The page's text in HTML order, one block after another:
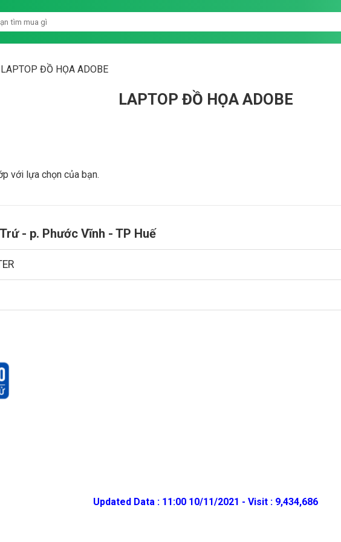
LAPTOP ĐỒ HỌA ADOBE
LAPTOP ĐỒ HỌA ADOBE
với lựa chọn của bạn.
- p. Phước Vĩnh - TP Huế
Updated Data : 11:00 10/11/2021 - Visit : 9,434,686